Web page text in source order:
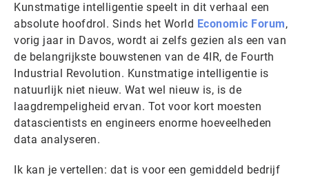
Kunstmatige intelligentie speelt in dit verhaal een
absolute hoofdrol. Sinds het World Economic Forum,
vorig jaar in Davos, wordt ai zelfs gezien als een van
de belangrijkste bouwstenen van de 4IR, de Fourth
Industrial Revolution. Kunstmatige intelligentie is
natuurlijk niet nieuw. Wat wel nieuw is, is de
laagdrempeligheid ervan. Tot voor kort moesten
datascientists en engineers enorme hoeveelheden
data analyseren.
Ik kan je vertellen: dat is voor een gemiddeld bedrijf